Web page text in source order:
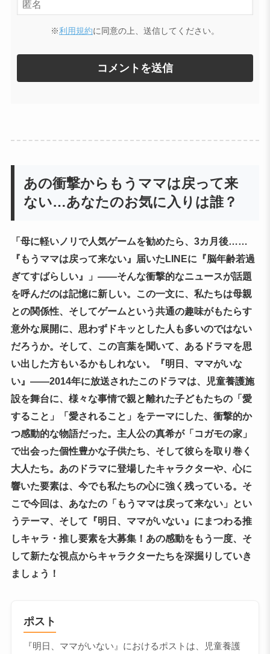
※利用規約に同意の上、送信してください。
あの衝撃からもうママは戻って来
ない…あなたのお気に入りは誰？
「母に軽いノリで人気ゲームを勧めたら、3カ月後……
『もうママは戻って来ない』届いたLINEに『脳年齢若過
ぎてすばらしい』」――そんな衝撃的なニュースが話題
を呼んだのは記憶に新しい。この一文に、私たちは母親
との関係性、そしてゲームという共通の趣味がもたらす
意外な展開に、思わずドキッとした人も多いのではない
だろうか。そして、この言葉を聞いて、あるドラマを思
い出した方もいるかもしれない。『明日、ママがいな
い』――2014年に放送されたこのドラマは、児童養護施
設を舞台に、様々な事情で親と離れた子どもたちの「愛
すること」「愛されること」をテーマにした、衝撃的か
つ感動的な物語だった。主人公の真希が「コガモの家」
で出会った個性豊かな子供たち、そして彼らを取り巻く
大人たち。あのドラマに登場したキャラクターや、心に
響いた要素は、今でも私たちの心に強く残っている。そ
こで今回は、あなたの「もうママは戻って来ない」とい
うテーマ、そして『明日、ママがいない』にまつわる推
しキャラ・推し要素を大募集！あの感動をもう一度、そ
して新たな視点からキャラクターたちを深掘りしていき
ましょう！
ポスト
『明日、ママがいない』におけるポストは、児童養護